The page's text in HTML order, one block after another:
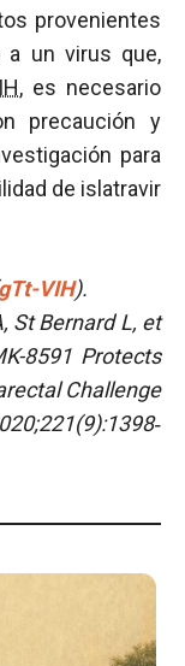
provenientes
a un virus que,
, es necesario
precaución y
para
de islatravir
VIH).
St Bernard L, et
8591 Protects
Challenge